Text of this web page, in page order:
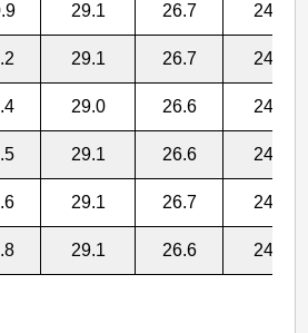
29.1 26.7 24.9
29.1 26.7 24.9
29.0 26.6 24.8
29.1 26.6 24.8
29.1 26.7 24.8
29.1 26.6 24.8